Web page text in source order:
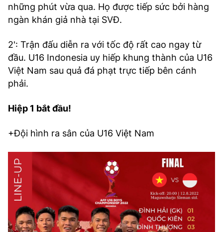
những phút vừa qua. Họ được tiếp sức bởi hàng
ngàn khán giả nhà tại SVĐ.
2': Trận đấu diễn ra với tốc độ rất cao ngay từ
đầu. U16 Indonesia uy hiếp khung thành của U16
Việt Nam sau quả đá phạt trực tiếp bên cánh
phải.
Hiệp 1 bắt đầu!
+Đội hình ra sân của U16 Việt Nam